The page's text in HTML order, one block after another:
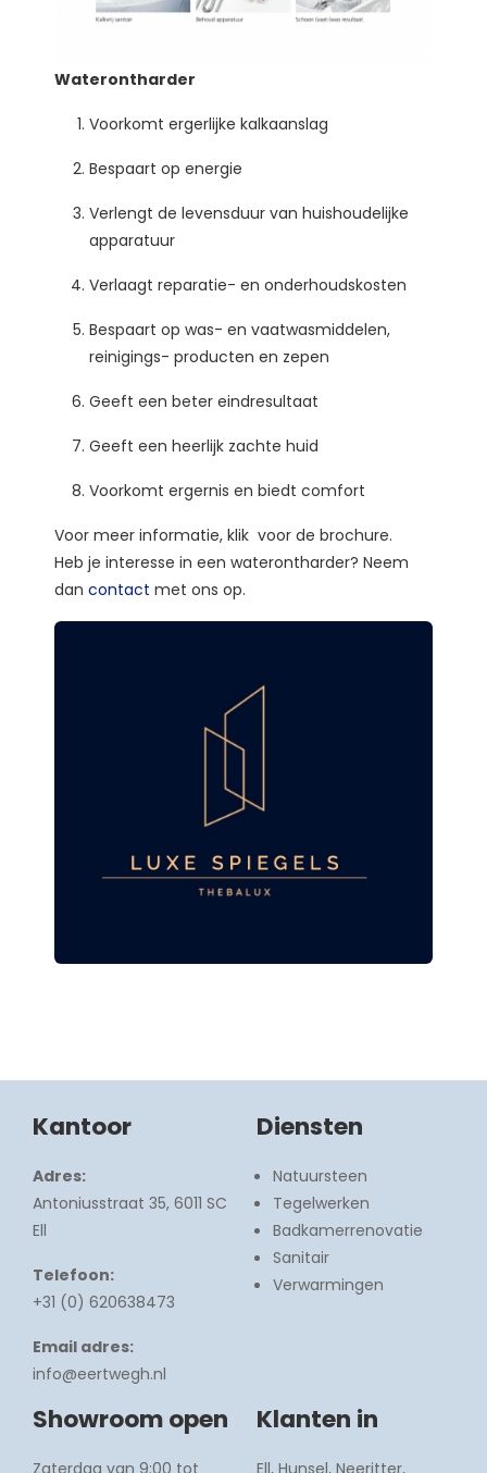
Waterontharder
Voorkomt ergerlijke kalkaanslag
Bespaart op energie
Verlengt de levensduur van huishoudelijke
apparatuur
Verlaagt reparatie- en onderhoudskosten
Bespaart op was- en vaatwasmiddelen,
reinigings- producten en zepen
Geeft een beter eindresultaat
Geeft een heerlijk zachte huid
Voorkomt ergernis en biedt comfort
Voor meer informatie, klik voor de brochure.
Heb je interesse in een waterontharder? Neem
dan contact met ons op.
Kantoor
Adres:
Antoniusstraat 35, 6011 SC
Ell
Telefoon:
+31 (0) 620638473
Email adres:
info@eertwegh.nl
Diensten
Natuursteen
Tegelwerken
Badkamerrenovatie
Sanitair
Verwarmingen
Showroom open Klanten in